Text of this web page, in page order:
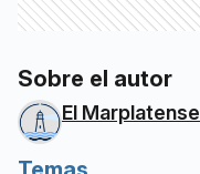
Sobre el autor
El Marplatense